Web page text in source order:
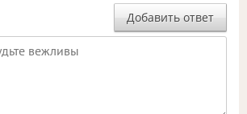
Добавить ответ